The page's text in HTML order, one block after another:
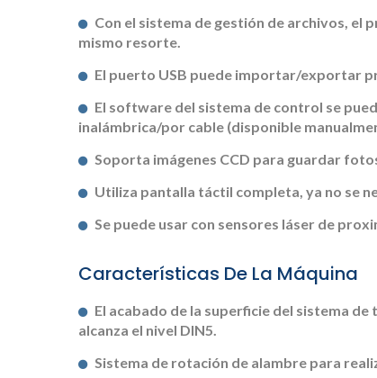
Con el sistema de gestión de archivos, el
mismo resorte.
El puerto USB puede importar/exportar
El software del sistema de control se
inalámbrica/por cable (disponible
Soporta imágenes CCD para guardar
Utiliza pantalla táctil completa, ya no se
Se puede usar con sensores láser de
Características De La Máquina
El acabado de la superficie del sistema
alcanza el nivel DIN5.
Sistema de rotación de alambre para